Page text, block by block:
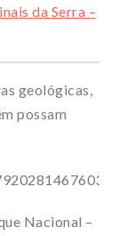
geológicas,
possam
Nacional –